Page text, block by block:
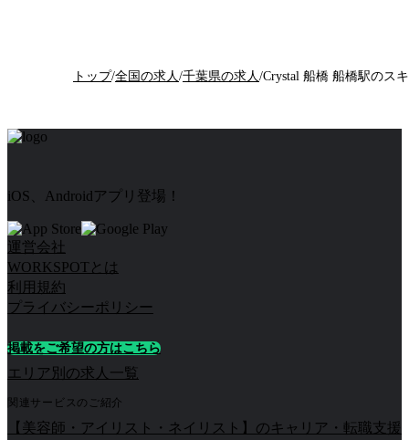
トップ/全国の求人 /千葉県の求人 /
iOS、Androidアプリ登場！
運営会社
WORKSPOTとは
利用規約
プライバシーポリシー
掲載をご希望の方はこちら
エリア別の求人一覧
関連サービスのご紹介
【美容師・アイリスト・ネイリスト】のキャリア・転職支援